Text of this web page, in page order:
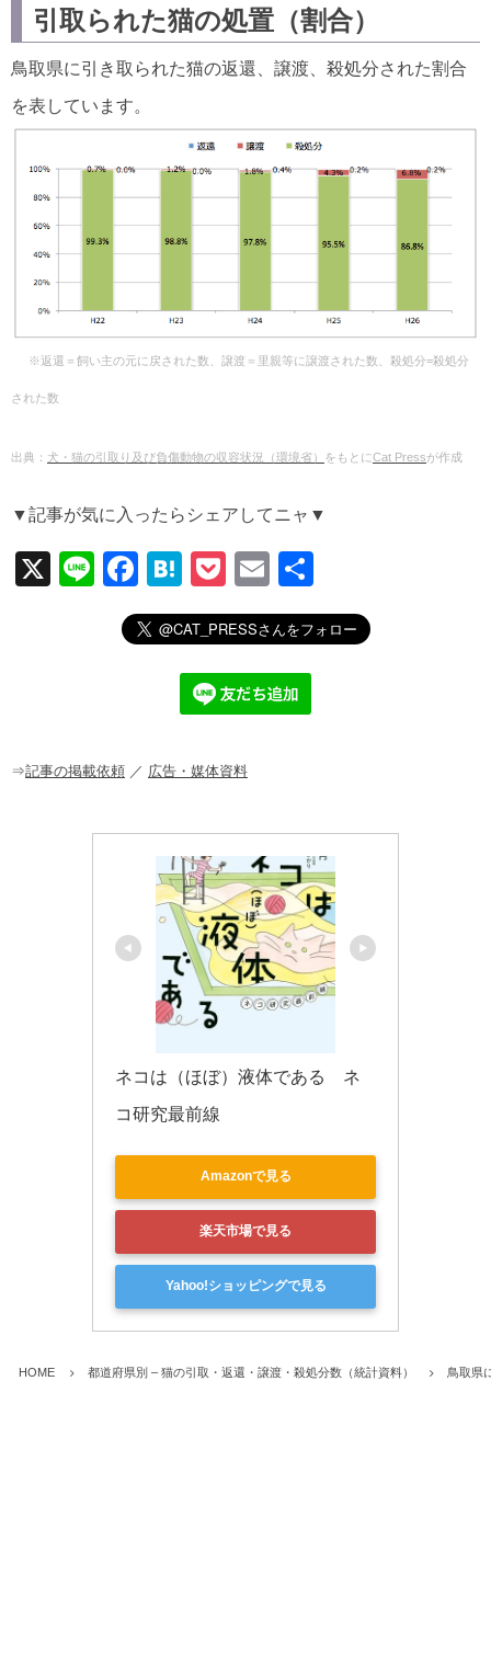
引取られた猫の処置（割合）
鳥取県に引き取られた猫の返還、譲渡、殺処分された割合
を表しています。
※返還＝飼い主の元に戻された数、譲渡＝里親等に譲渡された数、殺処分=殺処分
された数
出典： 犬・猫の引取り及び負傷動物の収容状況（環境省） をもとにCat Pressが作成
▼記事が気に入ったらシェアしてニャ▼
X
Li
F
a
c
o
H
at
e
n
a
P
o
ck
et
E
m
ail
有
⇒記事の掲載依頼 ／ 広告・媒体資料
ネコは（ほぼ）液体である　ネ
コ研究最前線
Amazonで見る
楽天市場で見る
Yahoo!ショッピングで見る
HOME 都道府県別 – 猫の引取・返還・譲渡・殺処分数（統計資料） 鳥取県